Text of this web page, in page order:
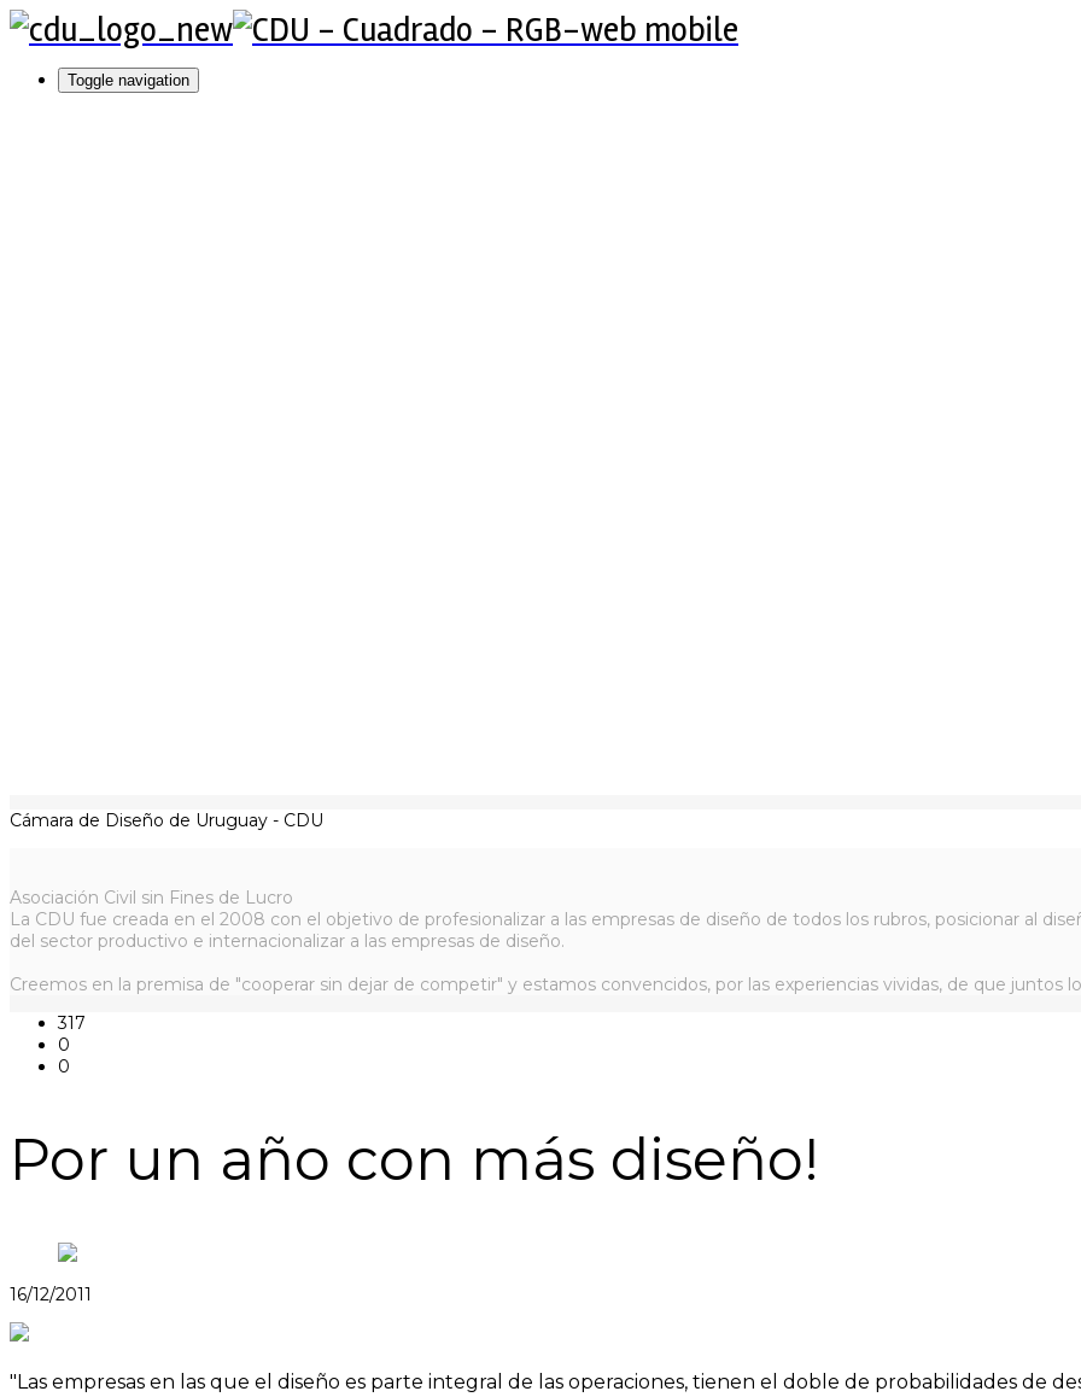
Toggle navigation
Cámara de Diseño de Uruguay - CDU
Asociación Civil sin Fines de Lucro
La CDU fue creada en el 2008 con el objetivo de profesionalizar a las empresas de diseño de todos los rubros, posicionar al
del sector productivo e internacionalizar a las empresas de diseño.
Creemos en la premisa de "cooperar sin dejar de competir" y estamos convencidos, por las experiencias vividas, de que juntos
317
0
0
Por un año con más diseño!
16/12/2011
"Las empresas en las que el diseño es parte integral de las operaciones, tienen el doble de probabilidades de